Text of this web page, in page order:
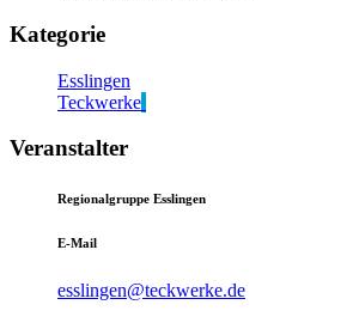
Kategorie
Esslingen
Teckwerke
Veranstalter
Regionalgruppe Esslingen
E-Mail
esslingen@teckwerke.de